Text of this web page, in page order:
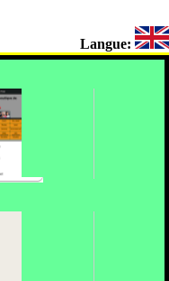
Langue: